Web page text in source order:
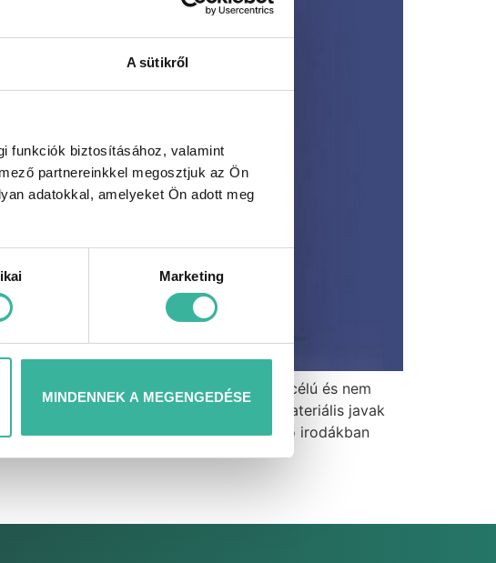
A sütikről
funkciók biztosításához, valamint
partnereinkkel megosztjuk az Ön
adatokkal, amelyeket Ön adott meg
Marketing
MINDENNEK A MEGENGEDÉSE
amely felhasználható agrár célú és nem
gép, berendezés, immateriális javak
irányuló kérelmek regisztráló irodákban